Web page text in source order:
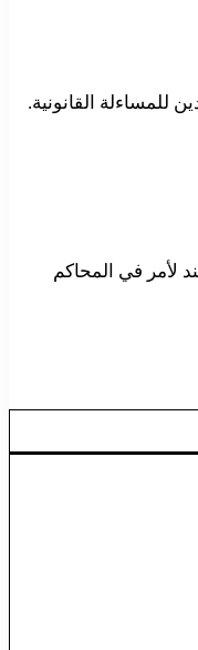
للمساءلة القانونية.
لأمر في المحاكم